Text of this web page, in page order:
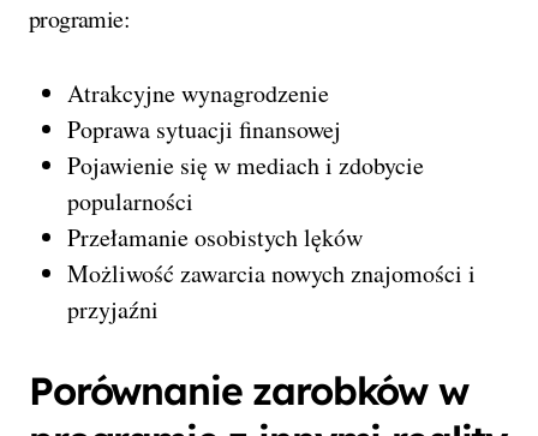
programie:
Atrakcyjne wynagrodzenie
Poprawa sytuacji finansowej
Pojawienie się w mediach i zdobycie
popularności
Przełamanie osobistych lęków
Możliwość zawarcia nowych znajomości i
przyjaźni
Porównanie zarobków w